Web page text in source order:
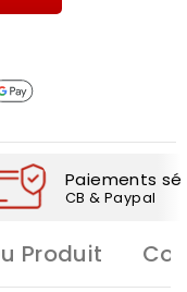
Paiements
CB & Paypal
Produit